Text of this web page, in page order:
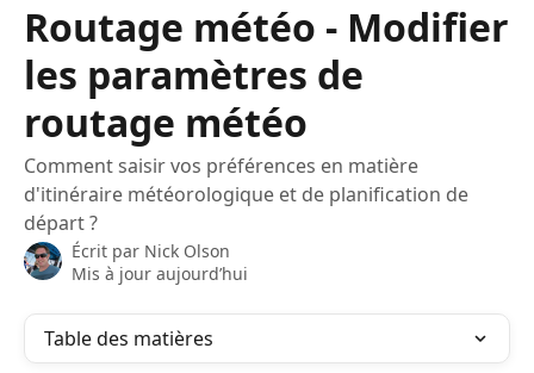
Routage météo - Modifier
les paramètres de
routage météo
Comment saisir vos préférences en matière
d'itinéraire météorologique et de planification de
départ ?
Écrit par Nick Olson
Mis à jour aujourd’hui
Table des matières